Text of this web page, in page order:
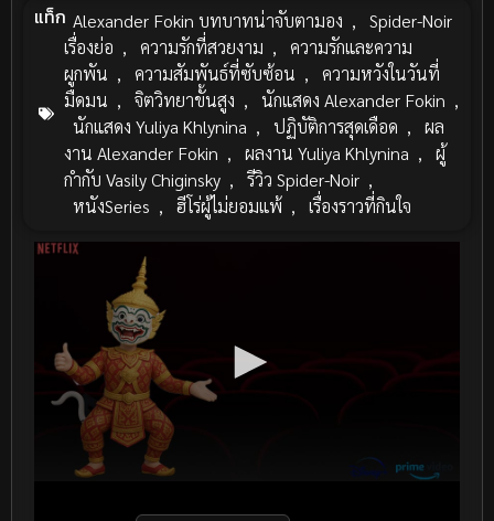
แท็ก Alexander Fokin บทบาทน่าจับตามอง ,
Spider-Noir
เรื่องย่อ , ความรักที่สวยงาม ,
ความรักและความ
ผูกพัน , ความสัมพันธ์ที่ซับซ้อน ,
ความหวังในวันที่
มืดมน , จิตวิทยาขั้นสูง , นักแสดง Alexander Fokin ,
นักแสดง Yuliya Khlynina , ปฏิบัติการสุดเดือด ,
ผล
งาน Alexander Fokin , ผลงาน Yuliya Khlynina ,
ผู้
กำกับ Vasily Chiginsky , รีวิว Spider-Noir ,
หนังSeries , ฮีโร่ผู้ไม่ยอมแพ้ , เรื่องราวที่กินใจ